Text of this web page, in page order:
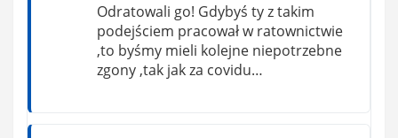
Odratowali go! Gdybyś ty z takim
podejściem pracował w ratownictwie
,to byśmy mieli kolejne niepotrzebne
zgony ,tak jak za covidu…